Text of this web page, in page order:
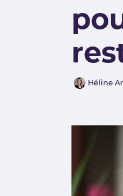
AuthorHéline